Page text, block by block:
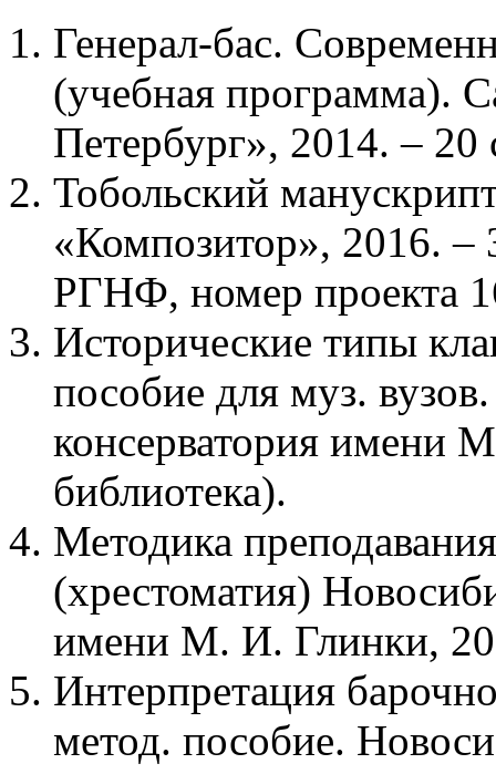
Генерал-бас.
(учебная программа).
Петербург», 2014. – 20
Тобольский
«Композитор», 2016. –
РГНФ, номер проекта
Исторические типы
пособие для муз.
консерватория имени
библиотека).
Методика
(хрестоматия)
имени М. И. Глинки,
Интерпретация
метод. пособие.